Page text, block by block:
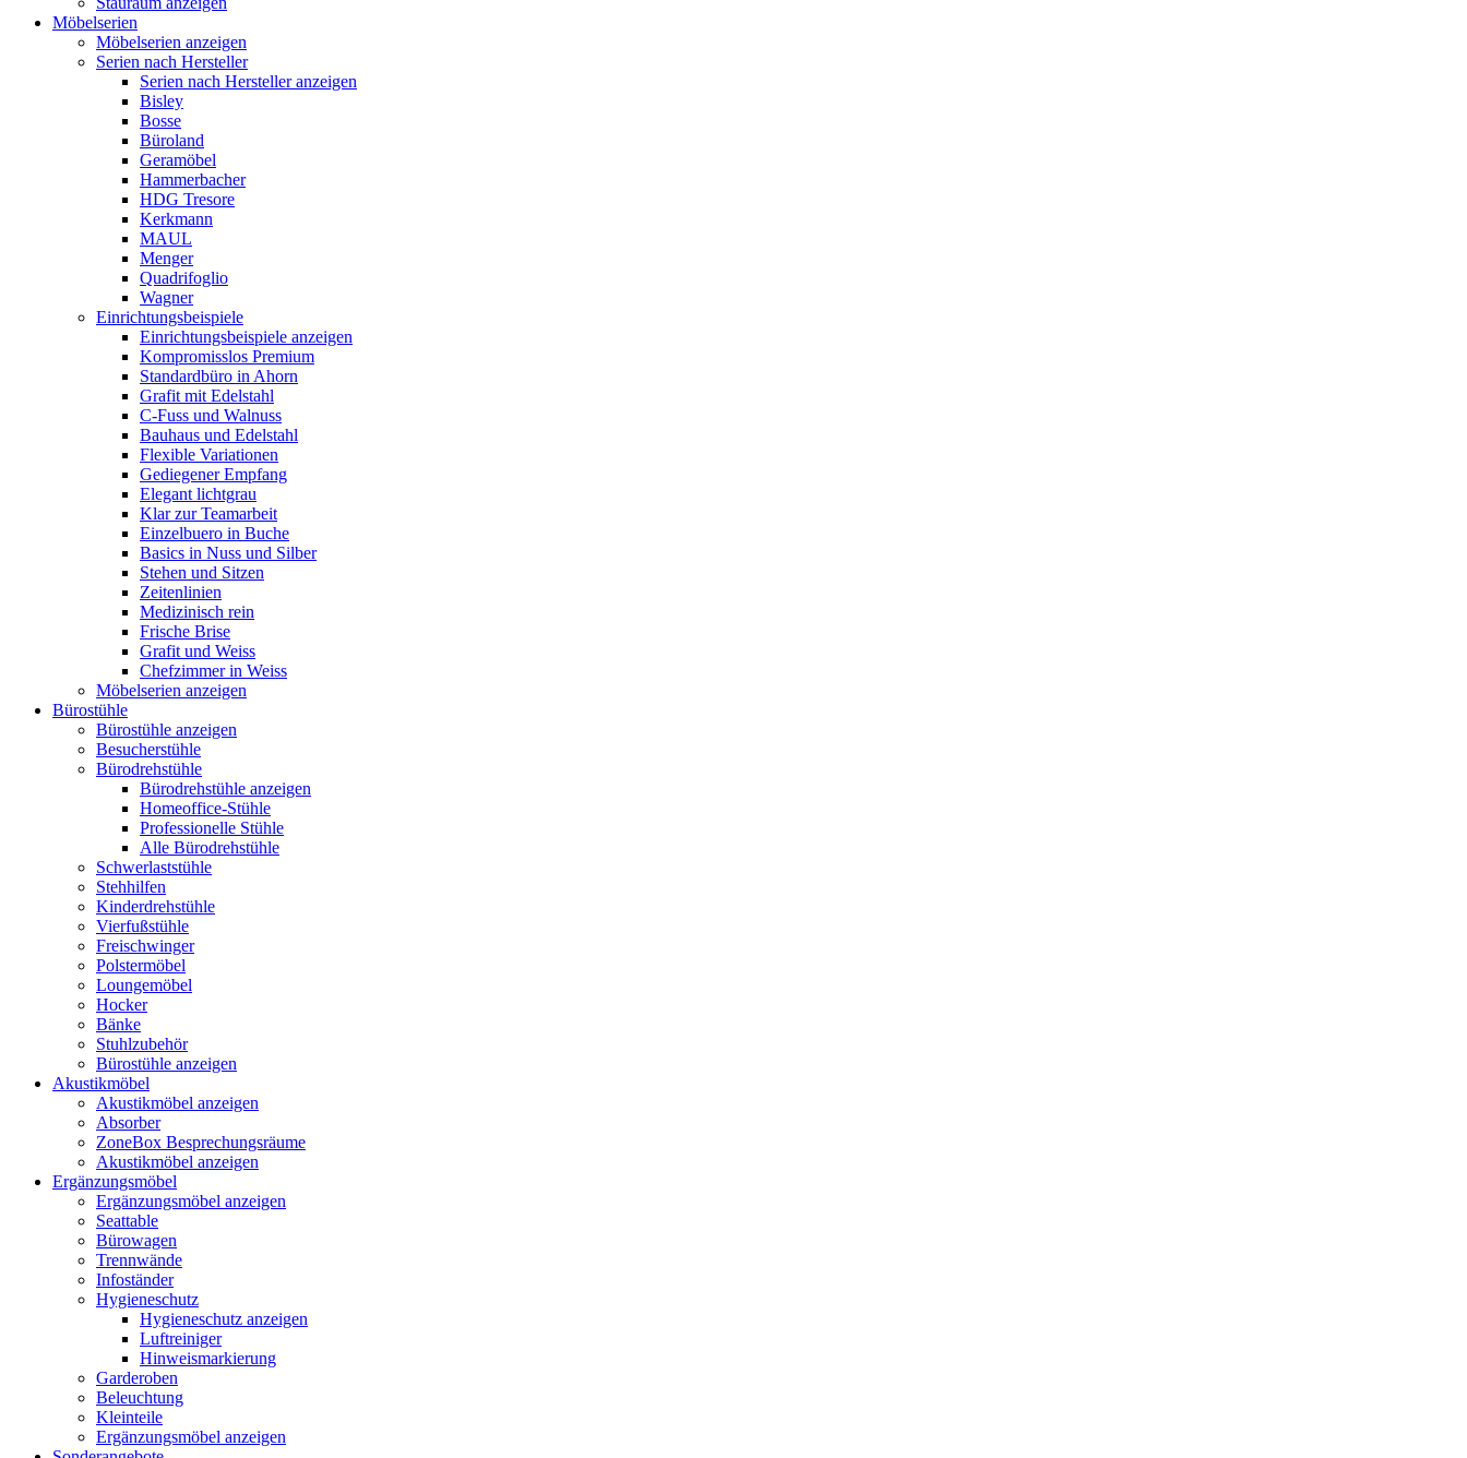
Möbelserien
Möbelserien anzeigen
Serien nach Hersteller
Serien nach Hersteller anzeigen
Bisley
Bosse
Büroland
Geramöbel
Hammerbacher
HDG Tresore
Kerkmann
MAUL
Menger
Quadrifoglio
Wagner
Einrichtungsbeispiele
Einrichtungsbeispiele anzeigen
Kompromisslos Premium
Standardbüro in Ahorn
Grafit mit Edelstahl
C-Fuss und Walnuss
Bauhaus und Edelstahl
Flexible Variationen
Gediegener Empfang
Elegant lichtgrau
Klar zur Teamarbeit
Einzelbuero in Buche
Basics in Nuss und Silber
Stehen und Sitzen
Zeitenlinien
Medizinisch rein
Frische Brise
Grafit und Weiss
Chefzimmer in Weiss
Möbelserien anzeigen
Bürostühle
Bürostühle anzeigen
Besucherstühle
Bürodrehstühle
Bürodrehstühle anzeigen
Homeoffice-Stühle
Professionelle Stühle
Alle Bürodrehstühle
Schwerlaststühle
Stehhilfen
Kinderdrehstühle
Vierfußstühle
Freischwinger
Polstermöbel
Loungemöbel
Hocker
Bänke
Stuhlzubehör
Bürostühle anzeigen
Akustikmöbel
Akustikmöbel anzeigen
Absorber
ZoneBox Besprechungsräume
Akustikmöbel anzeigen
Ergänzungsmöbel
Ergänzungsmöbel anzeigen
Seattable
Bürowagen
Trennwände
Infoständer
Hygieneschutz
Hygieneschutz anzeigen
Luftreiniger
Hinweismarkierung
Garderoben
Beleuchtung
Kleinteile
Ergänzungsmöbel anzeigen